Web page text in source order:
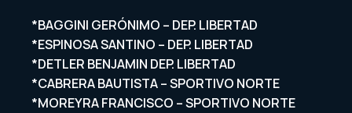
*BAGGINI GERÓNIMO – DEP. LIBERTAD
*ESPINOSA SANTINO – DEP. LIBERTAD
*DETLER BENJAMIN DEP. LIBERTAD
*CABRERA BAUTISTA – SPORTIVO NORTE
*MOREYRA FRANCISCO – SPORTIVO NORTE